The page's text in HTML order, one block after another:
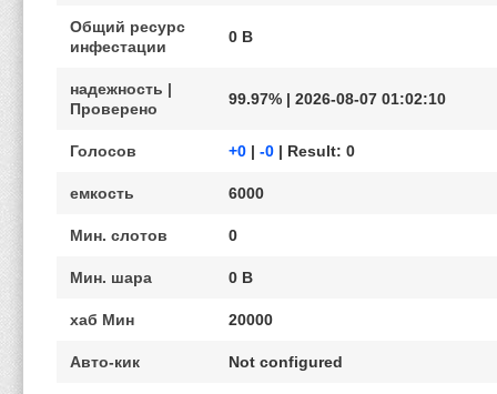
Общий ресурс
инфестации
0 B
надежность |
Проверено
99.97% | 2026-08-07 01:02:10
Голосов +0 | -0 | Result: 0
емкость 6000
Мин. слотов 0
Мин. шара 0 B
хаб Мин 20000
Авто-кик Not configured